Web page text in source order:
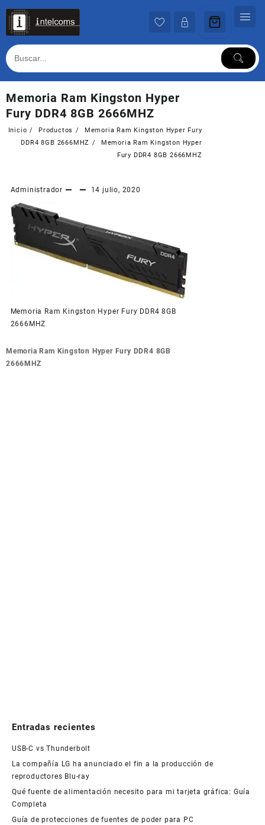
contenido
Memoria Ram Kingston Hyper
Fury DDR4 8GB 2666MHZ
Inicio Productos
Memoria Ram Kingston Hyper Fury
DDR4 8GB 2666MHZ
Memoria Ram Kingston Hyper
Fury DDR4 8GB 2666MHZ
Administrador 14 julio, 2020
Memoria Ram Kingston Hyper Fury DDR4 8GB
2666MHZ
Navegación
de
Memoria Ram Kingston Hyper Fury DDR4 8GB
2666MHZ
Entradas recientes
USB-C vs Thunderbolt
La compañía LG ha anunciado el fin a la producción de
reproductores Blu-ray
Qué fuente de alimentación necesito para mi tarjeta gráfica: Guía
Completa
Guía de protecciones de fuentes de poder para PC